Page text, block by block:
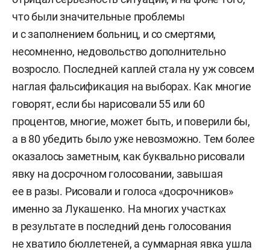
что были значительные проблемы
и с заполнением больниц, и со смертями,
несомненно, недовольство дополнительно
возросло. Последней каплей стала ну уж совсем
наглая фальсификация на выборах. Как многие
говорят, если бы нарисовали 55 или 60
процентов, многие, может быть, и поверили бы,
а в 80 убедить было уже невозможно. Тем более
оказалось заметным, как буквально рисовали
явку на досрочном голосовании, завышая
ее в разы. Рисовали и голоса «досрочников»
именно за Лукашенко. На многих участках
в результате в последний день голосования
не хватило бюллетеней, а суммарная явка ушла